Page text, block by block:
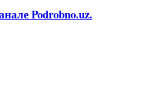
Podrobno.uz.